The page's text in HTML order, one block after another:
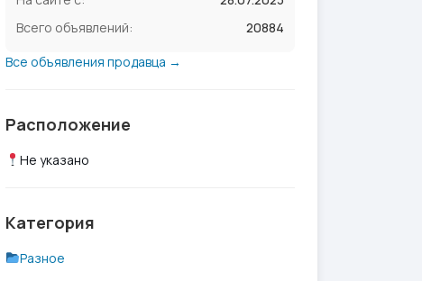
Всего объявлений:
20884
Все объявления продавца →
Расположение
Не указано
Категория
Разное